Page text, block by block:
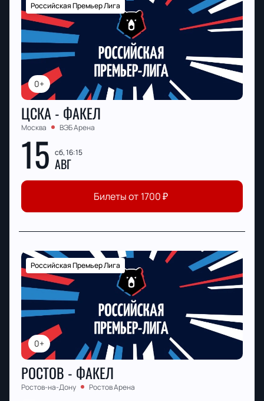
0+
Российская Премьер Лига
ЦСКА - ФАКЕЛ
Москва ВЭБ Арена
15 сб, 16:15
АВГ
Билеты от 1700₽
0+
Российская Премьер Лига
РОСТОВ - ФАКЕЛ
Ростов-на-Дону Ростов Арена